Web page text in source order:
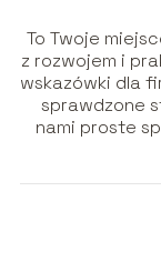
To Twoje
z rozwojem i
wskazówki dla
sprawdzone
nami proste